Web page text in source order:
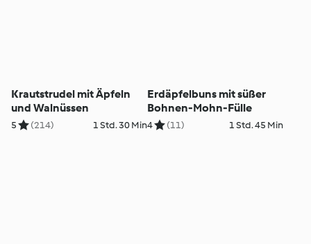
Krautstrudel mit Äpfeln
und Walnüssen
5 (214) 1 Std. 30 Min
Erdäpfelbuns mit süßer
Bohnen-Mohn-Fülle
4 (11) 1 Std. 45 Min